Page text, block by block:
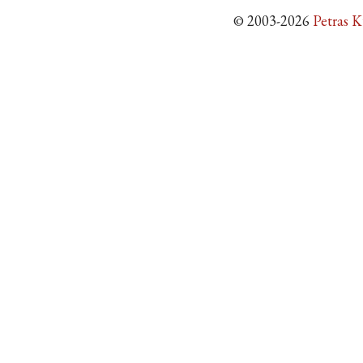
© 2003-2026 Petras